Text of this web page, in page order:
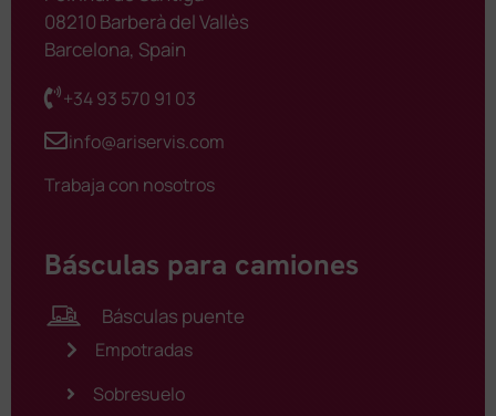
08210 Barberà del Vallès
Barcelona, Spain
+34 93 570 91 03
info@ariservis.com
Trabaja con nosotros
Básculas para camiones
Básculas puente
Empotradas
Sobresuelo